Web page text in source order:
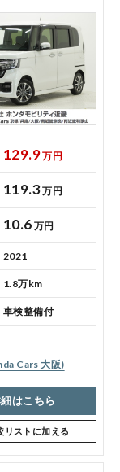
129.9万円
119.3万円
10.6 万円
2021
1.8万km
車検整備付
Cars 大阪)
はこちら
リストに加える